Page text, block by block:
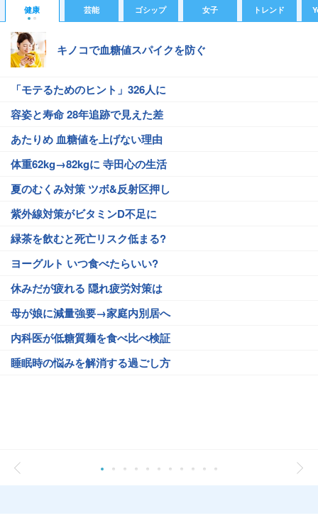
健康 芸能 ゴシップ 女子 トレンド
キノコで血糖値スパイクを防ぐ
「モテるためのヒント」326人に
容姿と寿命 28年追跡で見えた差
あたりめ 血糖値を上げない理由
体重62kg→82kgに 寺田心の生活
夏のむくみ対策 ツボ&反射区押し
紫外線対策がビタミンD不足に
緑茶を飲むと死亡リスク低まる?
ヨーグルト いつ食べたらいい?
休みだが疲れる 隠れ疲労対策は
母が娘に減量強要→家庭内別居へ
内科医が低糖質麺を食べ比べ検証
睡眠時の悩みを解消する過ごし方